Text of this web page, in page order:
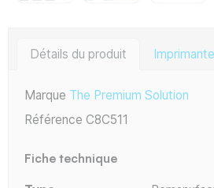
Détails du produit
Marque The Premium Solution
Référence C8C511
Fiche technique